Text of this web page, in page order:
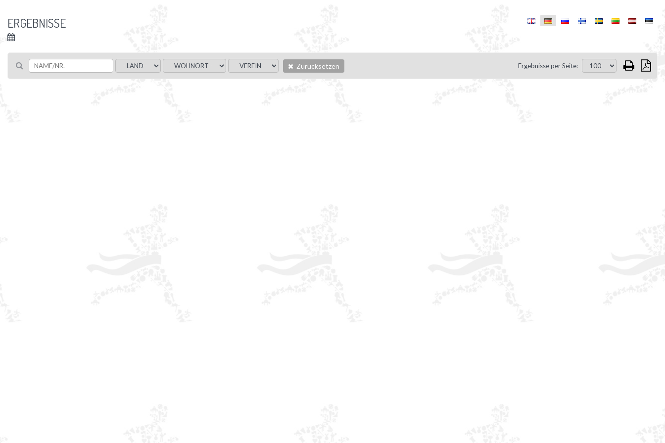
ERGEBNISSE
Zurücksetzen Ergebnisse per Seite: